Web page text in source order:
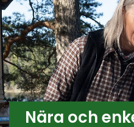
Nära och